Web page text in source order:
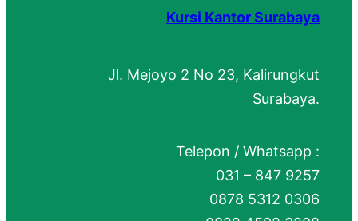
Kursi Kantor Surabaya
Jl. Mejoyo 2 No 23, Kalirungkut
Surabaya.
Telepon / Whatsapp :
031 – 847 9257
0878 5312 0306